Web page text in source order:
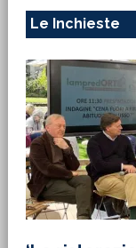
Le Inchieste